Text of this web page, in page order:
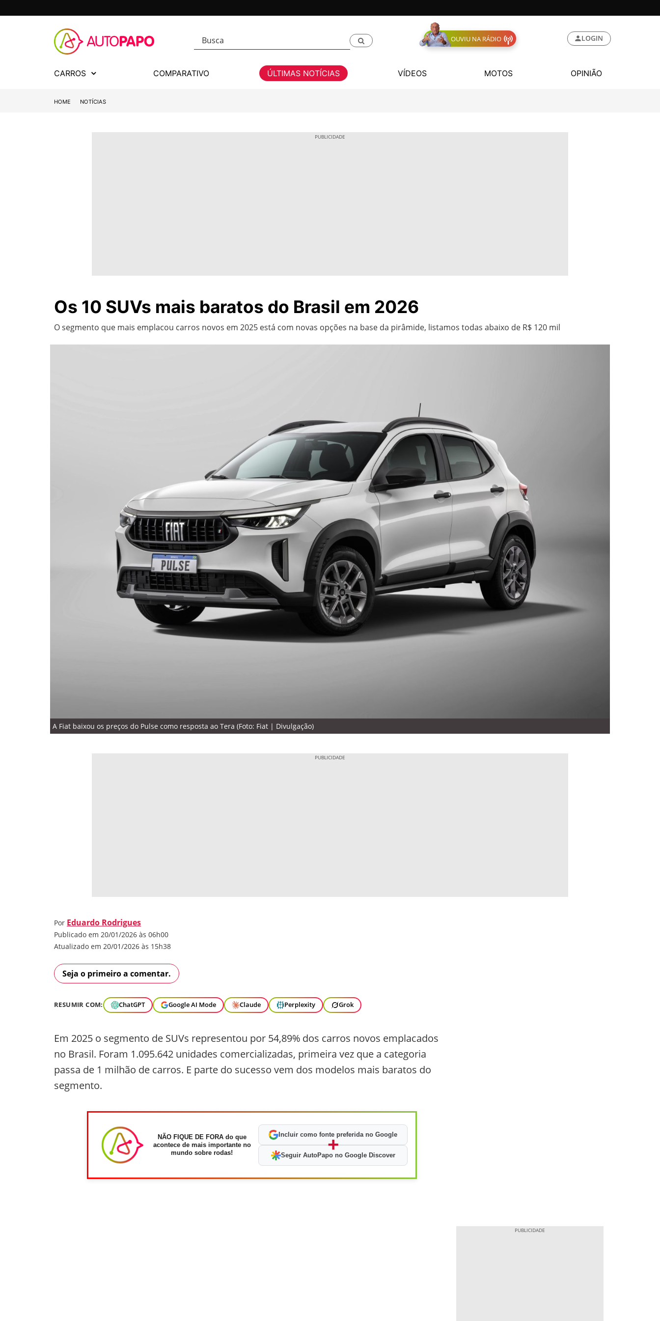
OUVIU NA RÁDIO LOGIN
CARROS COMPARATIVO ÚLTIMAS NOTÍCIAS VÍDEOS MOTOS OPINIÃO
HOME NOTÍCIAS
Os 10 SUVs mais baratos do Brasil em 2026
O segmento que mais emplacou carros novos em 2025 está com novas opções na base da pirâmide, listamos todas abaixo de R$ 120 mil
A Fiat baixou os preços do Pulse como resposta ao Tera (Foto: Fiat | Divulgação)
Por Eduardo Rodrigues
Publicado em 20/01/2026 às 06h00
Atualizado em 20/01/2026 às 15h38
Seja o primeiro a comentar.
RESUMIR COM: ChatGPT Google AI Mode Claude Perplexity Grok
Em 2025 o segmento de SUVs representou por 54,89% dos carros novos emplacados
no Brasil. Foram 1.095.642 unidades comercializadas, primeira vez que a categoria
passa de 1 milhão de carros. E parte do sucesso vem dos modelos mais baratos do
segmento.
NÃO FIQUE DE FORA do que
acontece de mais importante no
mundo sobre rodas!
Incluir como fonte preferida no Google
+
Seguir AutoPapo no Google Discover